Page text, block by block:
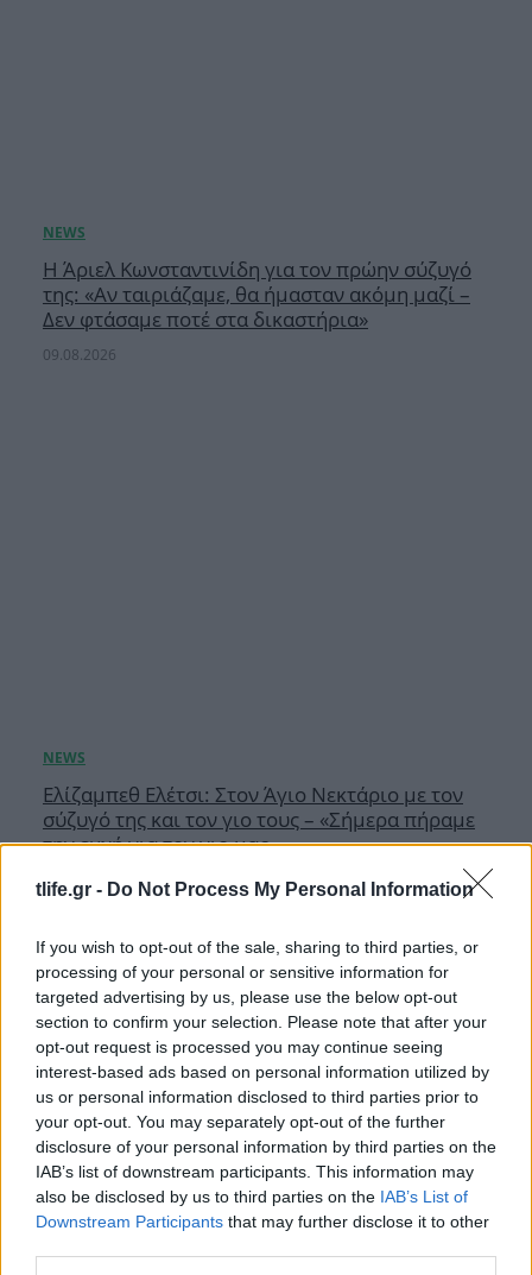
tlife.gr - Do Not Process My Personal Information
If you wish to opt-out of the sale, sharing to third parties, or
processing of your personal or sensitive information for
targeted advertising by us, please use the below opt-out
section to confirm your selection. Please note that after your
opt-out request is processed you may continue seeing
interest-based ads based on personal information utilized by
us or personal information disclosed to third parties prior to
your opt-out. You may separately opt-out of the further
disclosure of your personal information by third parties on the
IAB’s list of downstream participants. This information may
also be disclosed by us to third parties on the IAB’s List of
Downstream Participants that may further disclose it to other
Η Άριελ Κωνσταντινίδη για τον πρώην σύζυγό
της: «Αν ταιριάζαμε, θα ήμασταν ακόμη μαζί –
Δεν φτάσαμε ποτέ στα δικαστήρια»
09.08.2026
Ελίζαμπεθ Ελέτσι: Στον Άγιο Νεκτάριο με τον
σύζυγό της και τον γιο τους – «Σήμερα πήραμε
την ευχή για τον γιο μας»
08.08.2026